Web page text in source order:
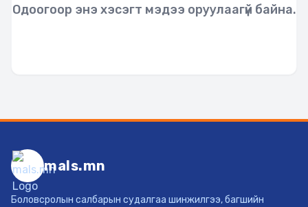
Одоогоор энэ хэсэгт мэдээ оруулаагүй байна.
mals.mn
Боловсролын салбарын судалгаа шинжилгээ, багшийн